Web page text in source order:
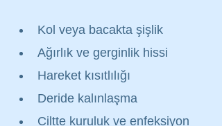
Kol veya bacakta şişlik
Ağırlık ve gerginlik hissi
Hareket kısıtlılığı
Deride kalınlaşma
Ciltte kuruluk ve enfeksiyon